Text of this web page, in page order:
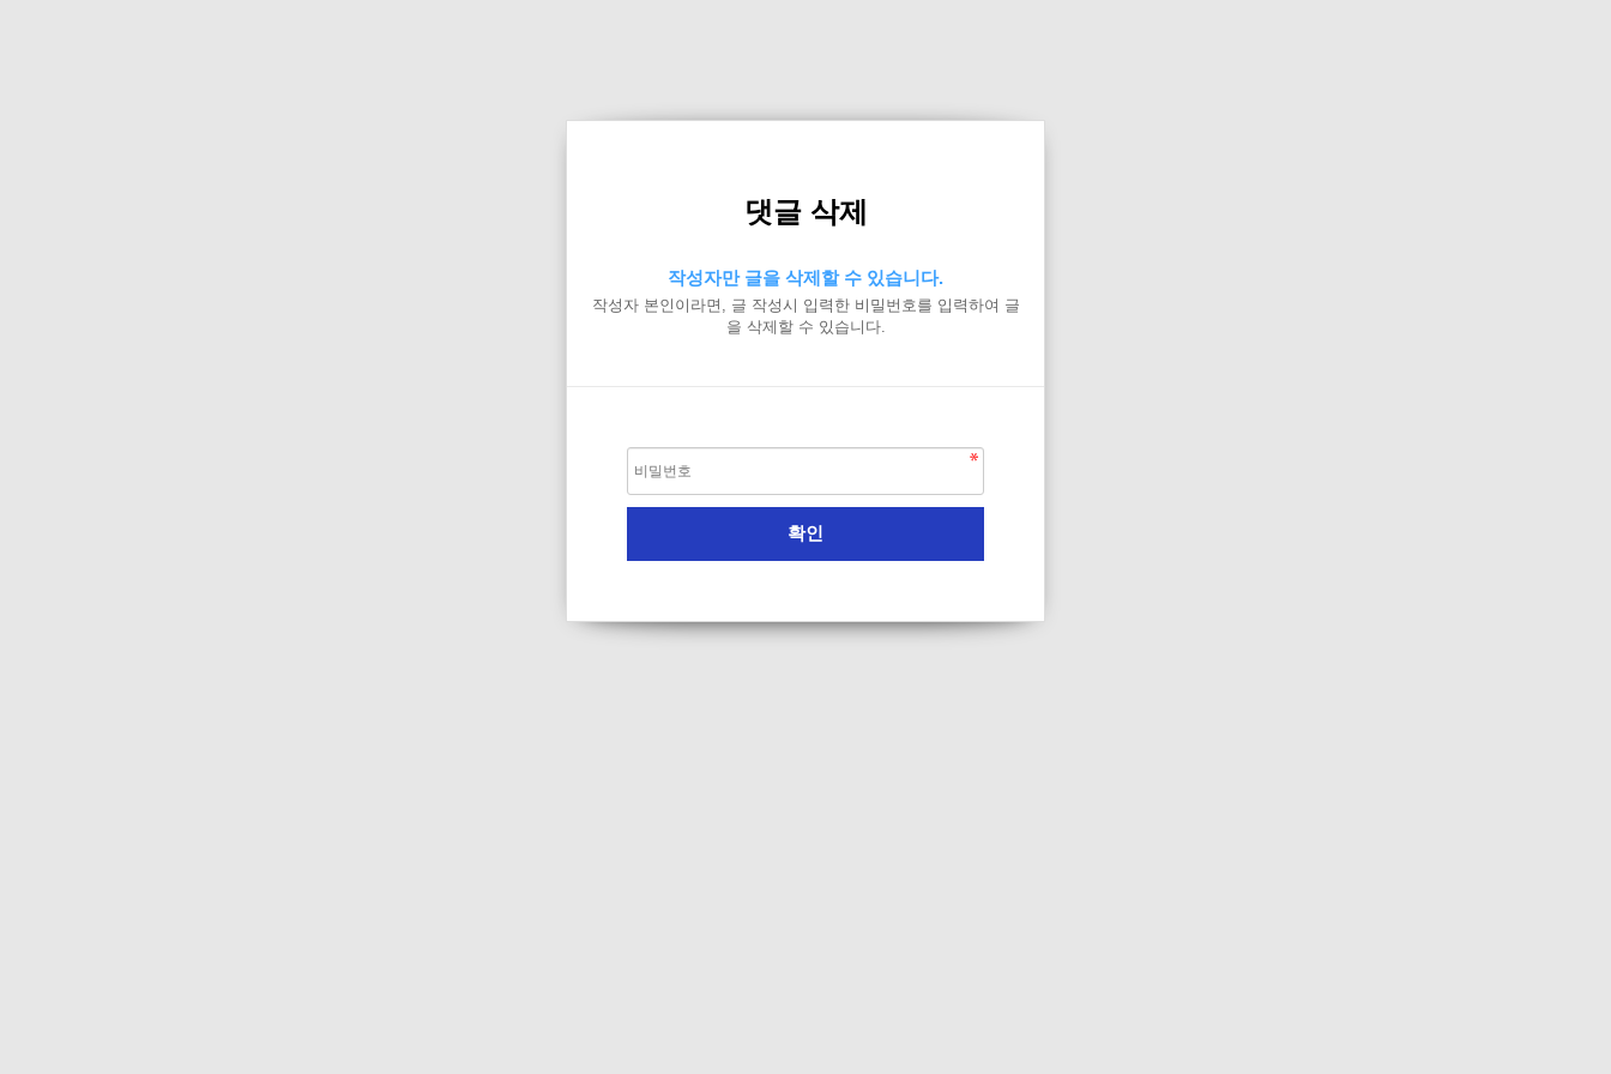
댓글 삭제
작성자만 글을 삭제할 수 있습니다.
작성자 본인이라면, 글 작성시 입력한 비밀번호를 입력하여 글
을 삭제할 수 있습니다.